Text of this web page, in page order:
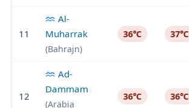
11
Al-
Muharrak
(Bahrajn)
36℃ 37℃
12
Ad-
Dammam
(Arabia
36℃ 36℃